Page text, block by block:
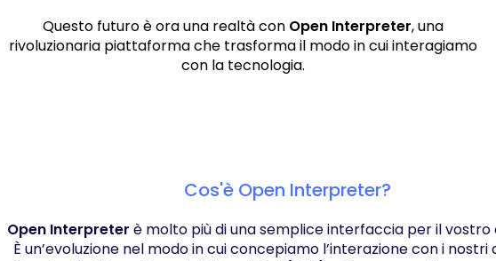
Questo futuro è ora una realtà con Open Interpreter, una
rivoluzionaria piattaforma che trasforma il modo in cui interagiamo
con la tecnologia.
Cos'è Open Interpreter?
Open Interpreter è molto più di una semplice interfaccia per il
È un’evoluzione nel modo in cui concepiamo l’interazione con i nostri